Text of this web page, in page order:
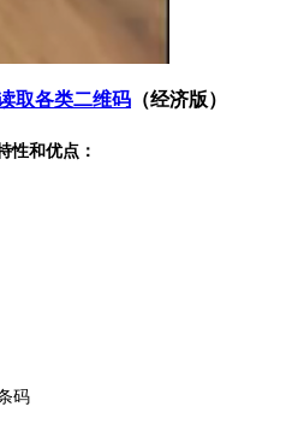
取各类二维码 （经济版）
性和优点：
码